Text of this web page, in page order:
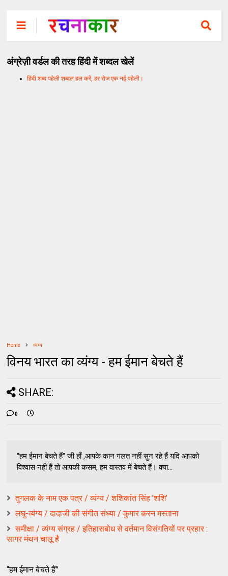
अंग्रेज़ी वर्डल की तरह हिंदी में शब्दल खेलें
हिंदी शब्द पहेली शब्दल हल करें, हर रोज एक नई पहेली।
Home व्यंग्य
विनय भारत का व्यंग्य - हम ईमान बेचते हैं
SHARE:
0
‘‘हम ईमान बेचते हैं'' जी हाँ ,आपके कान गलत नहीं सुन रहे हैं यदि आपको
विश्‍वास नहीं हैं तो आपकी कसम, हम वास्‍तव में बेचते हैं। क्‍या...
तुगलक के नाम एक पत्र / व्‍यंग्‍य / शशिकांत सिंह ’शशि’
लघु-व्यंग्य / दादाजी की संगीत संध्या / कुमार करन मस्ताना
समीक्षा / व्यंग्य संग्रह / इतिहासबोध से वर्तमान विसंगतियों पर प्रहार :
सागर मंथन चालू है
‘‘हम ईमान बेचते हैं''